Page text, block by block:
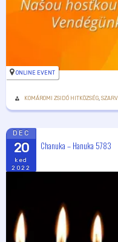
ONLINE EVENT
KOMÁROMI ZSIDÓ HITKÖZSÉG
DEC
20
ked
2022
Chanuka – Hanuka 5783